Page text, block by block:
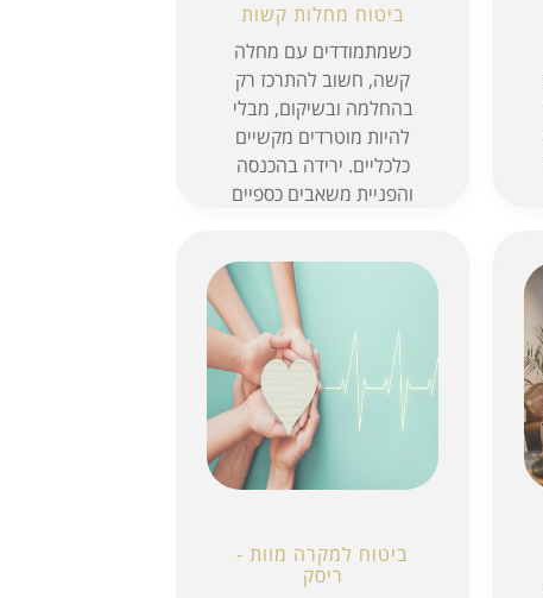
ביטוח מחלות קשות
כשמתמודדים עם מחלה
קשה, חשוב להתרכז רק
בהחלמה ובשיקום, מבלי
להיות מוטרדים מקשיים
כלכליים. ירידה בהכנסה
והפניית משאבים כספיים
ביטוח למקרה מוות -
ריסק